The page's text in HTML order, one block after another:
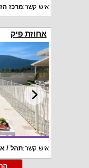
איש קשר:מרכז
אחוזת פיק
איש קשר:תהל /